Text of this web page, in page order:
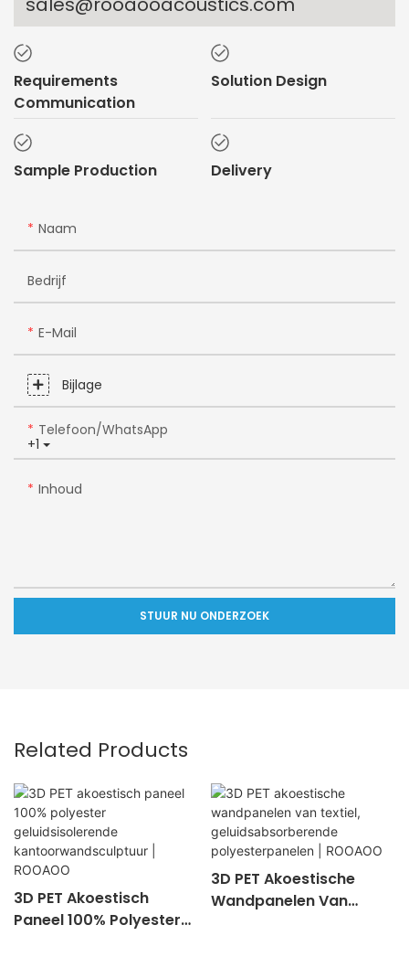
Requirements
Communication
Solution Design
Sample Production Delivery
Naam
Bedrijf
E-Mail
Bijlage
+1
Telefoon/WhatsApp
Inhoud
STUUR NU ONDERZOEK
Related Products
3D PET Akoestisch
Paneel 100% Polyester
3D PET Akoestische
Wandpanelen Van